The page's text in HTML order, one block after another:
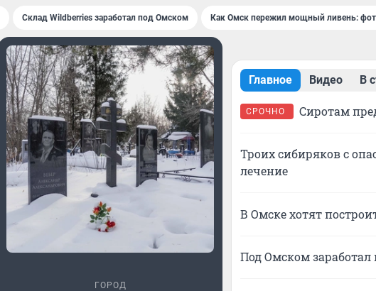
Склад Wildberries заработал под Омском Как Омск пережил мощный ливень:
ГОРОД
Главное Видео В
СРОЧНО Сиротам
Троих сибиряков с
лечение
В Омске хотят
Под Омском